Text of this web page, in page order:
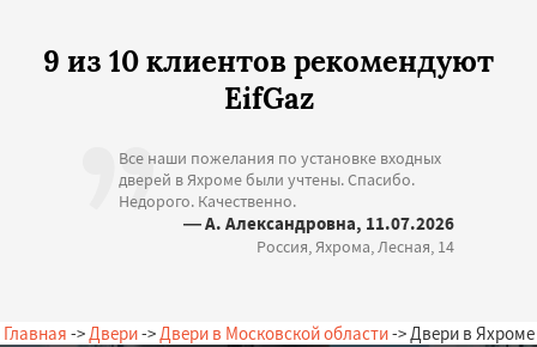
9 из 10 клиентов рекомендуют
EifGaz
Все наши пожелания по установке входных
дверей в Яхроме были учтены. Спасибо.
Недорого. Качественно.
— А. Александровна, 11.07.2026
Россия, Яхрома, Лесная, 14
Главная -> Двери-> Двери в Московской области-> Двери в Яхроме